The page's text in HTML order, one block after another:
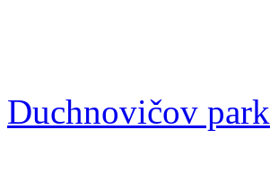
Duchnovičov park